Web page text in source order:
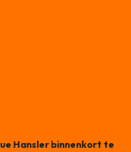
Hansler binnenkort te